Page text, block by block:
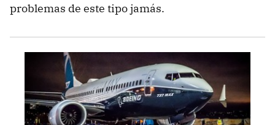
problemas de este tipo jamás.